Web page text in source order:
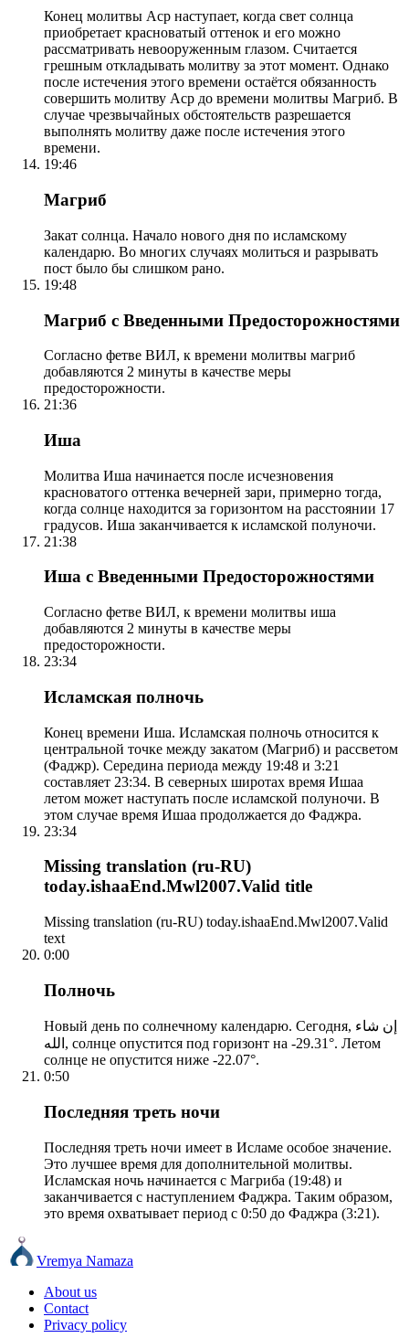
Конец молитвы Аср наступает, когда свет солнца
приобретает красноватый оттенок и его можно
рассматривать невооруженным глазом. Считается
грешным откладывать молитву за этот момент. Однако
после истечения этого времени остаётся обязанность
совершить молитву Аср до времени молитвы Магриб. В
случае чрезвычайных обстоятельств разрешается
выполнять молитву даже после истечения этого
времени.
19:46
Магриб
Закат солнца. Начало нового дня по исламскому
календарю. Во многих случаях молиться и разрывать
пост было бы слишком рано.
19:48
Магриб с Введенными Предосторожностями
Согласно фетве ВИЛ, к времени молитвы магриб
добавляются 2 минуты в качестве меры
предосторожности.
21:36
Иша
Молитва Иша начинается после исчезновения
красноватого оттенка вечерней зари, примерно тогда,
когда солнце находится за горизонтом на расстоянии 17
градусов. Иша заканчивается к исламской полуночи.
21:38
Иша с Введенными Предосторожностями
Согласно фетве ВИЛ, к времени молитвы иша
добавляются 2 минуты в качестве меры
предосторожности.
23:34
Исламская полночь
Конец времени Иша. Исламская полночь относится к
центральной точке между закатом (Магриб) и рассветом
(Фаджр). Середина периода между 19:48 и 3:21
составляет 23:34. В северных широтах время Ишаа
летом может наступать после исламской полуночи. В
этом случае время Ишаа продолжается до Фаджра.
23:34
Missing translation (ru-RU)
today.ishaaEnd.Mwl2007.Valid title
Missing translation (ru-RU) today.ishaaEnd.Mwl2007.Valid
text
0:00
Полночь
Новый день по солнечному календарю. Сегодня, إن شاء
الله, солнце опустится под горизонт на -29.31°. Летом
солнце не опустится ниже -22.07°.
0:50
Последняя треть ночи
Последняя треть ночи имеет в Исламе особое значение.
Это лучшее время для дополнительной молитвы.
Исламская ночь начинается с Магриба (19:48) и
заканчивается с наступлением Фаджра. Таким образом,
это время охватывает период с 0:50 до Фаджра (3:21).
Vremya Namaza
About us
Contact
Privacy policy